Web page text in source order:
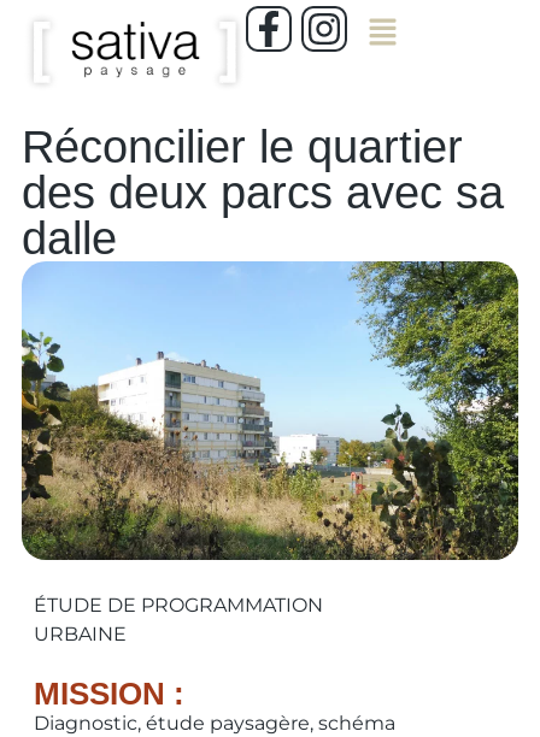
Réconcilier le quartier
des deux parcs avec sa
dalle
ÉTUDE DE PROGRAMMATION
URBAINE
MISSION :
Diagnostic, étude paysagère, schéma